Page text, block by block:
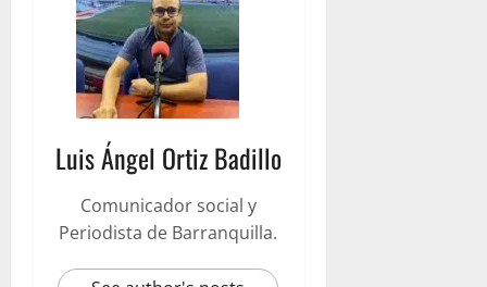
Luis Ángel Ortiz Badillo
Comunicador social y
Periodista de Barranquilla.